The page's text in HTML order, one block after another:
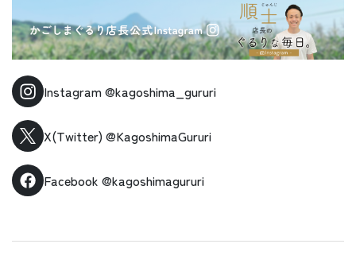
Instagram@kagoshima_gururi
X(Twitter) @KagoshimaGururi
Facebook @kagoshimagururi